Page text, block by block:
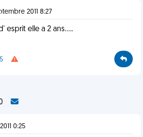
2011 8:27
esprit elle a 2 ans.....
5
0:25